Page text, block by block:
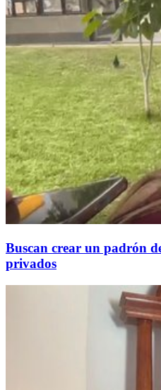
Buscan crear un padrón
privados